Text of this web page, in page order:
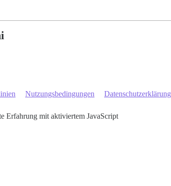
Nutzungsbedingungen Datenschutzerklärung
Erfahrung mit aktiviertem JavaScript